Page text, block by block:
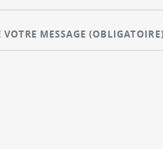
VOTRE MESSAGE(OBLIGATOIRE)